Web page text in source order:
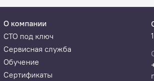
О компании
СТО под ключ
Сервисная служба
Обучение
Сертификаты